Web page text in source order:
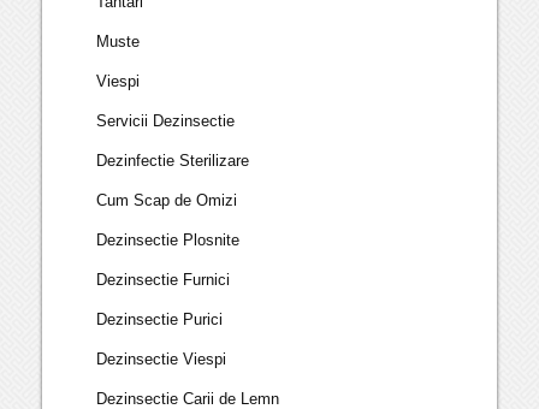
Muste
Viespi
Servicii Dezinsectie
Dezinfectie Sterilizare
Cum Scap de Omizi
Dezinsectie Plosnite
Dezinsectie Furnici
Dezinsectie Purici
Dezinsectie Viespi
Dezinsectie Carii de Lemn